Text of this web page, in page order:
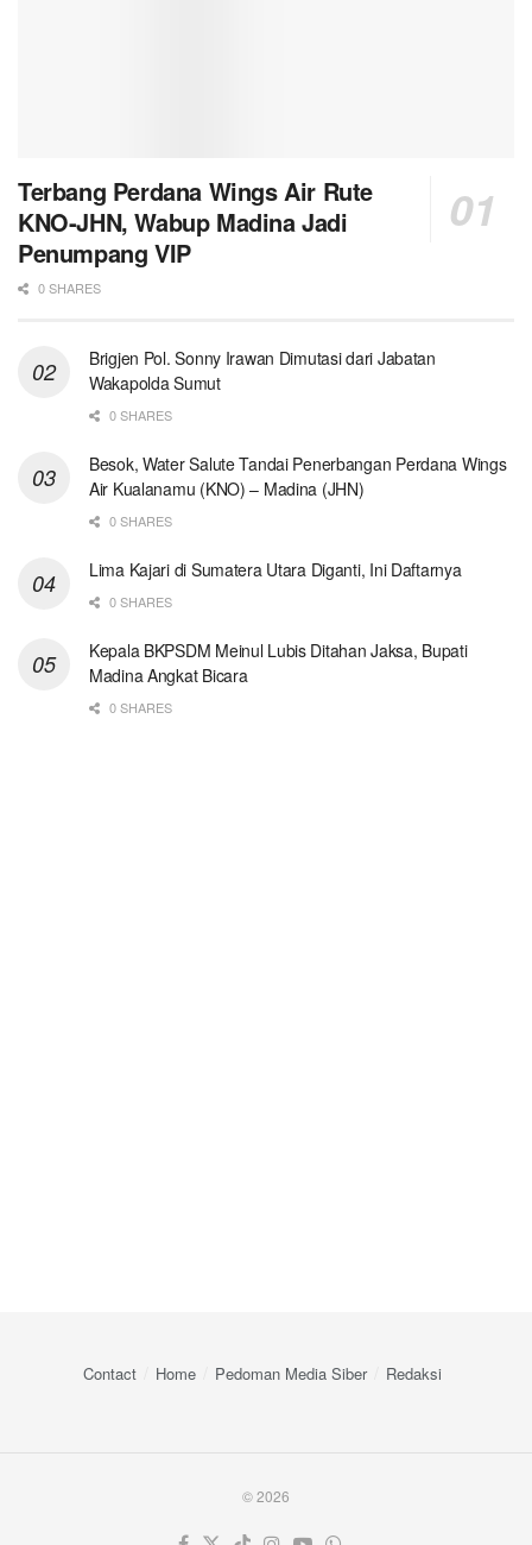
Terbang Perdana Wings Air Rute
KNO-JHN, Wabup Madina Jadi
Penumpang VIP
0 SHARES
Brigjen Pol. Sonny Irawan Dimutasi dari Jabatan
Wakapolda Sumut
0 SHARES
Besok, Water Salute Tandai Penerbangan Perdana Wings
Air Kualanamu (KNO) – Madina (JHN)
0 SHARES
Lima Kajari di Sumatera Utara Diganti, Ini Daftarnya
0 SHARES
Kepala BKPSDM Meinul Lubis Ditahan Jaksa, Bupati
Madina Angkat Bicara
0 SHARES
Contact Home Pedoman Media Siber Redaksi
© 2026